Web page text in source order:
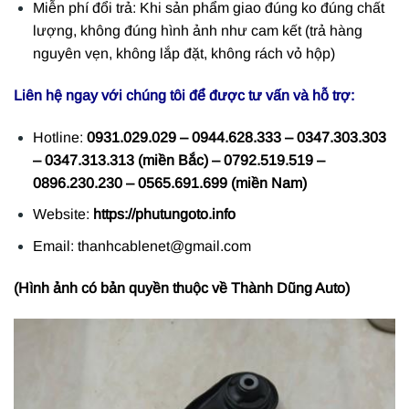
Miễn phí đổi trả: Khi sản phẩm giao đúng ko đúng chất
lượng, không đúng hình ảnh như cam kết (trả hàng
nguyên vẹn, không lắp đặt, không rách vỏ hộp)
Liên hệ ngay với chúng tôi để được tư vấn và hỗ trợ:
Hotline: 0931.029.029 – 0944.628.333 – 0347.303.303
– 0347.313.313 (miền Bắc) – 0792.519.519 –
0896.230.230 – 0565.691.699 (miền Nam)
Website: https://phutungoto.info
Email: thanhcablenet@gmail.com
(Hình ảnh có bản quyền thuộc về Thành Dũng Auto)